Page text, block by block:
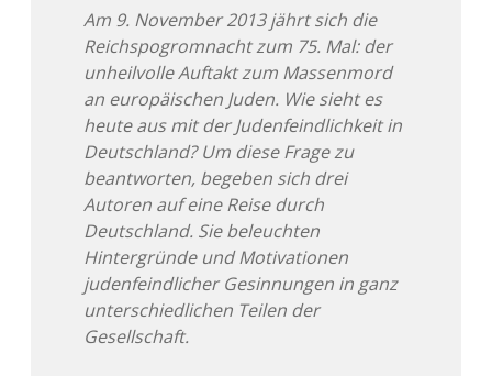
Am 9. November 2013 jährt sich die
Reichspogromnacht zum 75. Mal: der
unheilvolle Auftakt zum Massenmord
an europäischen Juden. Wie sieht es
heute aus mit der Judenfeindlichkeit in
Deutschland? Um diese Frage zu
beantworten, begeben sich drei
Autoren auf eine Reise durch
Deutschland. Sie beleuchten
Hintergründe und Motivationen
judenfeindlicher Gesinnungen in ganz
unterschiedlichen Teilen der
Gesellschaft.